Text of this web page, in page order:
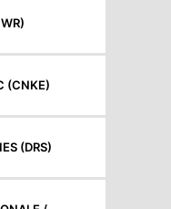
(CNKE)
(DRS)